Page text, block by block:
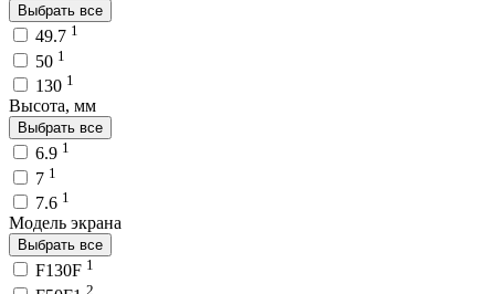
Выбрать все
49.7 1
50 1
130 1
Высота, мм
Выбрать все
6.9 1
7 1
7.6 1
Модель экрана
Выбрать все
F130F 1
2